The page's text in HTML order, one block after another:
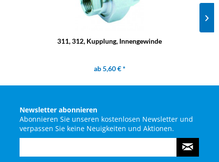
311, 312, Kupplung, Innengewinde
ab 5,60 € *
Newsletter abonnieren
Abonnieren Sie unseren kostenlosen Newsletter und
verpassen Sie keine Neuigkeiten und Aktionen.